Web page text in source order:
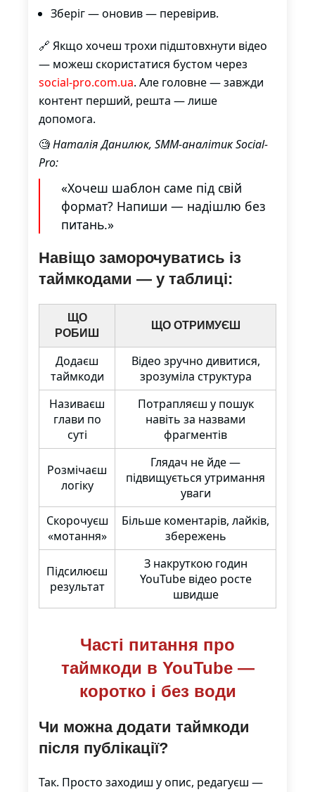
Зберіг — оновив — перевірив.
🔗 Якщо хочеш трохи підштовхнути відео
— можеш скористатися бустом через
social-pro.com.ua. Але головне — завжди
контент перший, решта — лише
допомога.
🧐Наталія Данилюк, SMM-аналітик Social-
Pro:
«Хочеш шаблон саме під свій
формат? Напиши — надішлю без
питань.»
Навіщо заморочуватись із
таймкодами — у таблиці:
ЩО
РОБИШ
ЩО ОТРИМУЄШ
Додаєш
таймкоди
Відео зручно дивитися,
зрозуміла структура
Називаєш
глави по
суті
Потрапляєш у пошук
навіть за назвами
фрагментів
Розмічаєш
логіку
Глядач не йде —
підвищується утримання
уваги
Скорочуєш
«мотання»
Більше коментарів, лайків,
збережень
Підсилюєш
результат
З накруткою годин
YouTube відео росте
швидше
Часті питання про
таймкоди в YouTube —
коротко і без води
Чи можна додати таймкоди
після публікації?
Так. Просто заходиш у опис, редагуєш —